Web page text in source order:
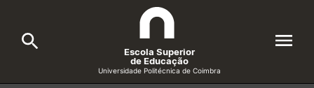
Escola Superior
de Educação
Universidade Politécnica de Coimbra